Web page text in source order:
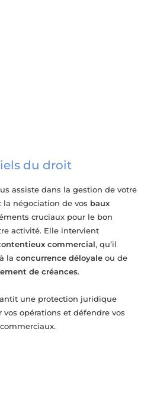
du droit
assiste dans la gestion de votre
la négociation de vos baux
cruciaux pour le bon
activité. Elle intervient
commercial, qu’il
à laconcurrence déloyale ou de
de créances.
une protection juridique
opérations et défendre vos